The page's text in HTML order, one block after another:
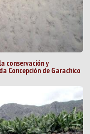
conservación y
Concepción de Garachico